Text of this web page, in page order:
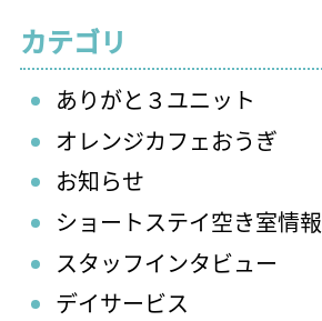
カテゴリ
ありがと３ユニット
オレンジカフェおうぎ
お知らせ
ショートステイ空き室情報
スタッフインタビュー
デイサービス